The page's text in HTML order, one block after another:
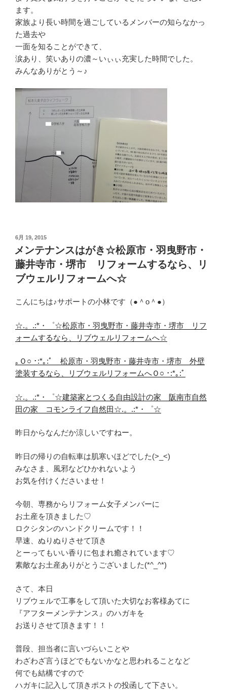
ます。
家族より長い時間を過ごしているメンバーの知らなかっ
た過去や
一面を知ることができて、
涙あり、笑いありの濃～いぃぃ充実した時間でした。
みんなありがとう～♪
投
日:
6月 19, 2015
メンテナンスはがき☆松原市・羽曳野市・
藤井寺市・堺市 リフォームするなら、リ
ブウェルリフォームへ☆
こんにちは♪サポートの小林です（●＾o＾●）
☆.。.:*・゜☆松原市・羽曳野市・藤井寺市・堺市 リフ
ォームするなら、リブウェルリフォームへ☆
｡Ｏ○ ･:*｡:ﾟ 松原市・羽曳野市・藤井寺市・堺市 外壁
塗装するなら、リブウェルリフォームへＯ○ ･:*｡:ﾟ
☆.。.:*・゜☆建築家とつくる自由設計の家 阪南市自然
田の家 コモンライフ自然田☆.。.:*・゜☆
昨日からなんだか涼しいですねー。
昨日の帰りの自転車は肌寒いほどでした(>_<)
みなさま、風邪などひかれないよう
お気を付けくださいませ！
今朝、専務からリフォーム女子メンバーに
お土産を頂きました♡
ロクシタンのハンドクリームです！！
早速、ぬりぬりさせて頂き
とーってもいい香りに包まれ癒されています♡
素敵なお土産ありがとうございました(*^_^*)
さて、本日
リブウェルで工事をして頂いた大切なお客様あてに
『アフターメンテナンス』のハガキを
お送りさせて頂きます！！
普段、担当者に言いづらいことや
わざわざ言うほどでもないかなと思われることなど
何でも結構ですので
ハガキに記入して頂きポストの投函して下さい。